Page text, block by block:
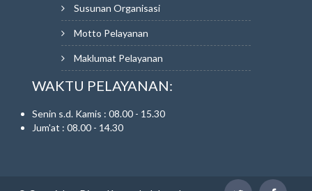
Susunan Organisasi
Motto Pelayanan
Maklumat Pelayanan
WAKTU PELAYANAN:
Senin s.d. Kamis : 08.00 - 15.30
Jum'at : 08.00 - 14.30